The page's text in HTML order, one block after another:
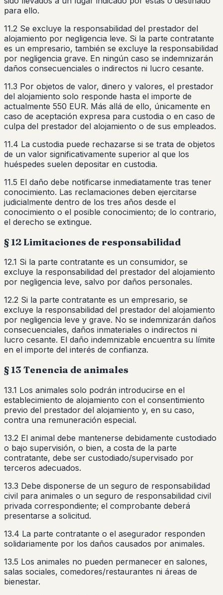
para ello.
11.2 Se excluye la responsabilidad del prestador del
alojamiento por negligencia leve. Si la parte contratante
es un empresario, también se excluye la responsabilidad
por negligencia grave. En ningún caso se indemnizarán
daños consecuenciales o indirectos ni lucro cesante.
11.3 Por objetos de valor, dinero y valores, el prestador
del alojamiento solo responde hasta el importe de
actualmente 550 EUR. Más allá de ello, únicamente en
caso de aceptación expresa para custodia o en caso de
culpa del prestador del alojamiento o de sus empleados.
11.4 La custodia puede rechazarse si se trata de objetos
de un valor significativamente superior al que los
huéspedes suelen depositar en custodia.
11.5 El daño debe notificarse inmediatamente tras tener
conocimiento. Las reclamaciones deben ejercitarse
judicialmente dentro de los tres años desde el
conocimiento o el posible conocimiento; de lo contrario,
el derecho se extingue.
§ 12 Limitaciones de responsabilidad
12.1 Si la parte contratante es un consumidor, se
excluye la responsabilidad del prestador del alojamiento
por negligencia leve, salvo por daños personales.
12.2 Si la parte contratante es un empresario, se
excluye la responsabilidad del prestador del alojamiento
por negligencia leve y grave. No se indemnizarán daños
consecuenciales, daños inmateriales o indirectos ni
lucro cesante. El daño indemnizable encuentra su límite
en el importe del interés de confianza.
§ 13 Tenencia de animales
13.1 Los animales solo podrán introducirse en el
establecimiento de alojamiento con el consentimiento
previo del prestador del alojamiento y, en su caso,
contra una remuneración especial.
13.2 El animal debe mantenerse debidamente custodiado
o bajo supervisión, o bien, a costa de la parte
contratante, debe ser custodiado/supervisado por
terceros adecuados.
13.3 Debe disponerse de un seguro de responsabilidad
civil para animales o un seguro de responsabilidad civil
privada correspondiente; el comprobante deberá
presentarse a solicitud.
13.4 La parte contratante o el asegurador responden
solidariamente por los daños causados por animales.
13.5 Los animales no pueden permanecer en salones,
salas sociales, comedores/restaurantes ni áreas de
bienestar.